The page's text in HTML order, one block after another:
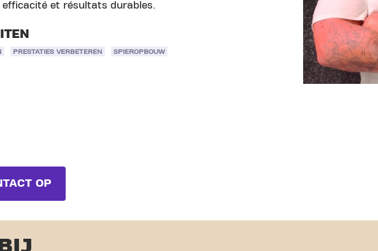
efficacité et résultats durables.
PRESTATIES VERBETEREN SPIEROPBOUW
OP